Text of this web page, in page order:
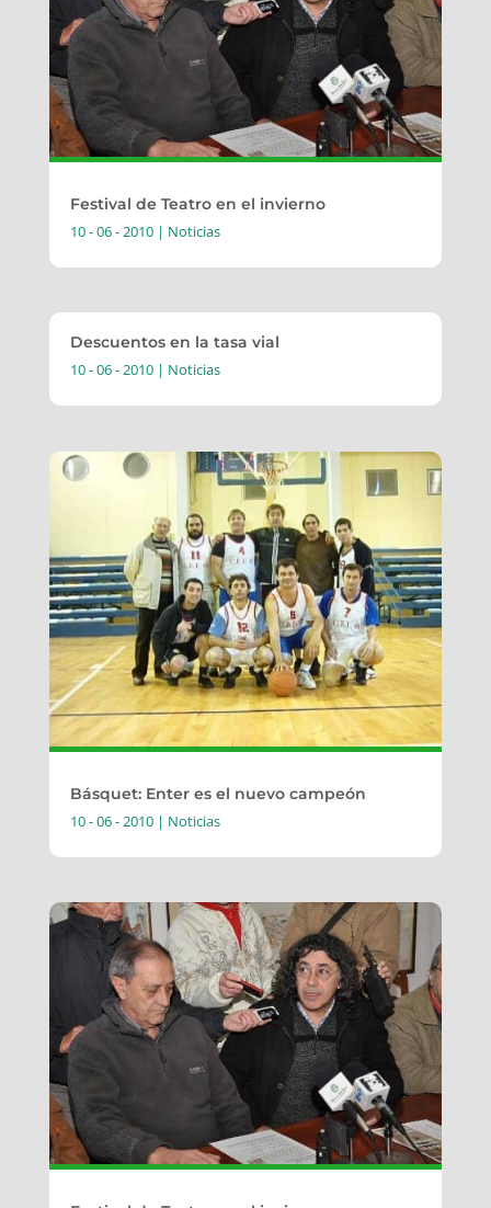
Festival de Teatro en el invierno
10 - 06 - 2010| Noticias
Descuentos en la tasa vial
10 - 06 - 2010| Noticias
Básquet: Enter es el nuevo campeón
10 - 06 - 2010| Noticias